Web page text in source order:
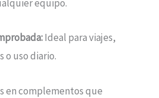
equipo.
Ideal para viajes,
o uso diario.
en complementos que